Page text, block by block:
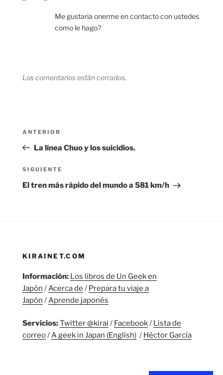
Me gustaria onerme en contacto con ustedes
como le hago?
Los comentarios están cerrados.
entradas
Entrada
anterior:
ANTERIOR
La línea Chuo y los suicidios.
Siguiente
entrada
SIGUIENTE
El tren más rápido del mundo a 581 km/h
KIRAINET.COM
Información: Los libros de Un Geek en
Japón / Acerca de / Prepara tu viaje a
Japón / Aprende japonés
Servicios:Twitter @kirai / Facebook/ Lista de
correo/A geek in Japan (English) / Héctor García